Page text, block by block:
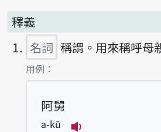
釋義
名詞 稱謂。用來稱呼母
第1項釋義的
用例：
阿舅
a-kū